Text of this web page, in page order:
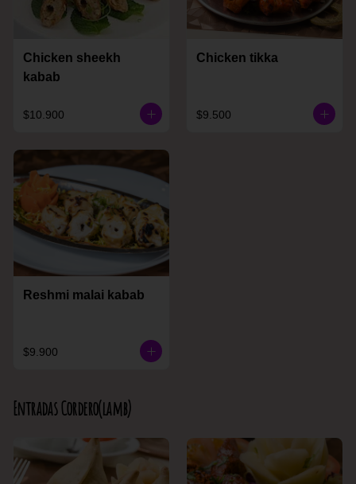
Chicken sheekh
kabab
$10.900
Chicken tikka
$9.500
Reshmi malai kabab
$9.900
Entradas Cordero(lamb)